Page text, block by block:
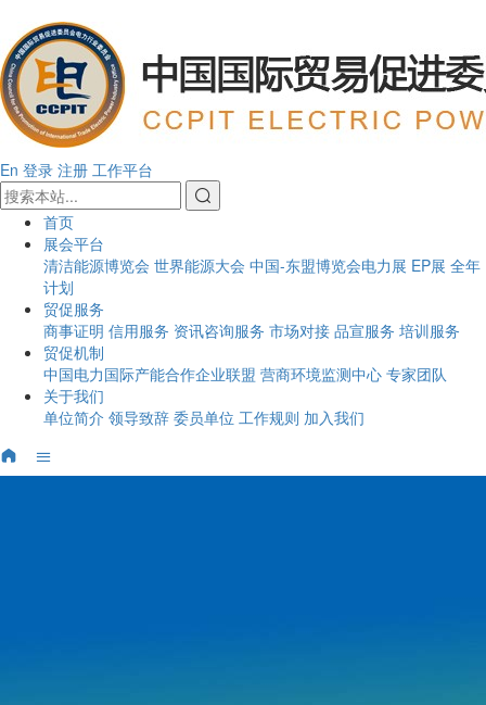
En 登录 注册 工作平台
首页
展会平台
清洁能源博览会 世界能源大会 中国-东盟博览会电力展 EP展 全年
计划
贸促服务
商事证明 信用服务 资讯咨询服务 市场对接 品宣服务 培训服务
贸促机制
中国电力国际产能合作企业联盟 营商环境监测中心 专家团队
关于我们
单位简介 领导致辞 委员单位 工作规则 加入我们